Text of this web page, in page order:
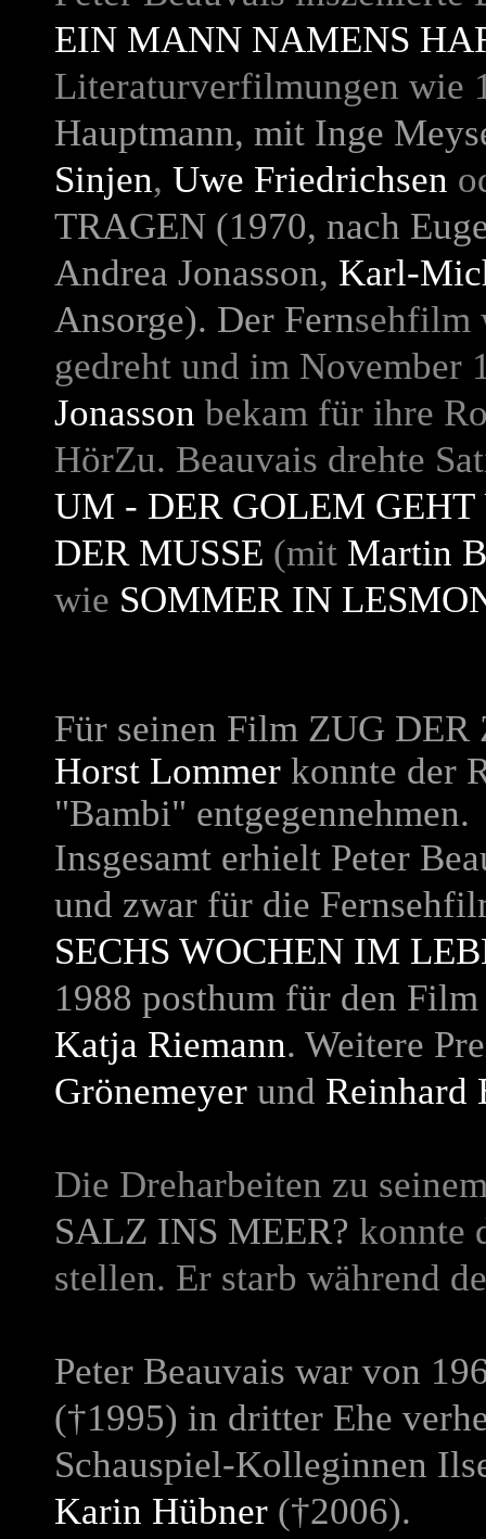
EIN MANN NAMENS
Literaturverfilmungen wie
Hauptmann, mit Inge
Sinjen, Uwe Friedrichsen
TRAGEN (1970, nach
Andrea Jonasson, Karl-
Ansorge). Der Fernsehfilm
gedreht und im November
Jonasson bekam für ihre
HörZu. Beauvais drehte
UM - DER GOLEM
DER MUSSE
(mit Martin
wie SOMMER IN
Für seinen Film ZUG DER
Horst Lommer konnte der
"Bambi" entgegennehmen.
Insgesamt erhielt Peter
und zwar für die
SECHS WOCHEN IM
1988 posthum für den
Katja Riemann. Weitere
Grönemeyer und Reinhard
Die Dreharbeiten zu
SALZ INS MEER? konnte
stellen. Er starb während
Peter Beauvais war von
(†1995) in dritter Ehe
Schauspiel-Kolleginnen
Karin Hübner (†2006).